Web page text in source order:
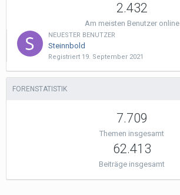
2.432
Am meisten Benutzer online
NEUESTER BENUTZER
Steinnbold
Registriert 19. September 2021
FORENSTATISTIK
7.709
Themen insgesamt
62.413
Beiträge insgesamt